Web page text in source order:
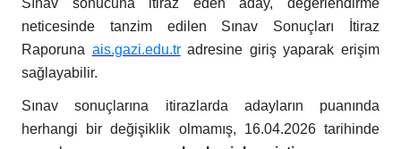
Sınav sonucuna itiraz eden aday, değerlendirme
neticesinde tanzim edilen Sınav Sonuçları İtiraz
Raporuna ais.gazi.edu.tradresine giriş yaparak erişim
sağlayabilir.
Sınav sonuçlarına itirazlarda adayların puanında
herhangi bir değişiklik olmamış, 16.04.2026 tarihinde